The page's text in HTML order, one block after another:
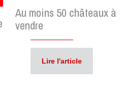
Au moins 50 châteaux à
vendre
Lire l'article